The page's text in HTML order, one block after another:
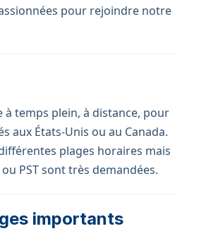
pour rejoindre notre
temps plein, à distance, pour
aux États-Unis ou au Canada.
plages horaires mais
ou PST sont très demandées.
importants